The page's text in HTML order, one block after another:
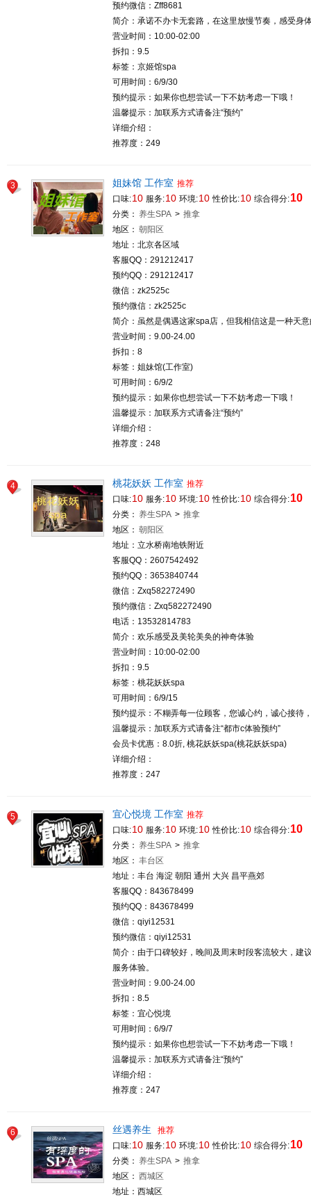
预约微信：Zff8681
简介：承诺不办卡无套路，在这里放慢节奏，感受身
营业时间：10:00-02:00
拆扣：9.5
标签：京姬馆spa
可用时间：6/9/30
预约提示：如果你也想尝试一下不妨考虑一下哦！
温馨提示：加联系方式请备注“预约”
详细介绍：
推荐度：249
3 姐妹馆 工作室 推荐
口味:10 服务:10 环境:10 性价比:10 综合得分:10
分类： 养生SPA > 推拿
地区： 朝阳区
地址：北京各区域
客服QQ：291212417
预约QQ：291212417
微信：zk2525c
预约微信：zk2525c
简介：虽然是偶遇这家spa店，但我相信这是一种天
营业时间：9.00-24.00
拆扣：8
标签：姐妹馆(工作室)
可用时间：6/9/2
预约提示：如果你也想尝试一下不妨考虑一下哦！
温馨提示：加联系方式请备注“预约”
详细介绍：
推荐度：248
4 桃花妖妖 工作室 推荐
口味:10 服务:10 环境:10 性价比:10 综合得分:10
分类： 养生SPA > 推拿
地区： 朝阳区
地址：立水桥南地铁附近
客服QQ：2607542492
预约QQ：3653840744
微信：Zxq582272490
预约微信：Zxq582272490
电话：13532814783
简介：欢乐感受及美轮美奂的神奇体验
营业时间：10:00-02:00
拆扣：9.5
标签：桃花妖妖spa
可用时间：6/9/15
预约提示：不糊弄每一位顾客，您诚心约，诚心接待
温馨提示：加联系方式请备注“都市c体验预约”
会员卡优惠：8.0折, 桃花妖妖spa(桃花妖妖spa)
详细介绍：
推荐度：247
5 宜心悦境 工作室 推荐
口味:10 服务:10 环境:10 性价比:10 综合得分:10
分类： 养生SPA > 推拿
地区： 丰台区
地址：丰台 海淀 朝阳 通州 大兴 昌平燕郊
客服QQ：843678499
预约QQ：843678499
微信：qiyi12531
预约微信：qiyi12531
简介：由于口碑较好，晚间及周末时段客流较大，建
服务体验。
营业时间：9.00-24.00
拆扣：8.5
标签：宜心悦境
可用时间：6/9/7
预约提示：如果你也想尝试一下不妨考虑一下哦！
温馨提示：加联系方式请备注“预约”
详细介绍：
推荐度：247
6 丝遇养生
推荐
口味:10 服务:10 环境:10 性价比:10 综合得分:10
分类： 养生SPA > 推拿
地区： 西城区
地址：西城区